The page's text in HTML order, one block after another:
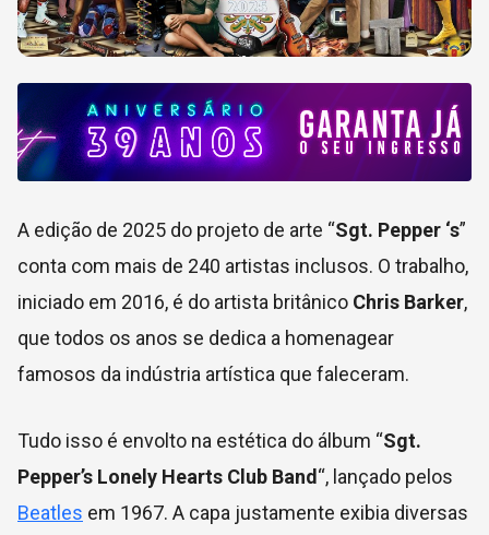
A edição de 2025 do projeto de arte “Sgt. Pepper ‘s”
conta com mais de 240 artistas inclusos. O trabalho,
iniciado em 2016, é do artista britânico Chris Barker,
que todos os anos se dedica a homenagear
famosos da indústria artística que faleceram.
Tudo isso é envolto na estética do álbum “Sgt.
Pepper’s Lonely Hearts Club Band “, lançado pelos
Beatles em 1967. A capa justamente exibia diversas